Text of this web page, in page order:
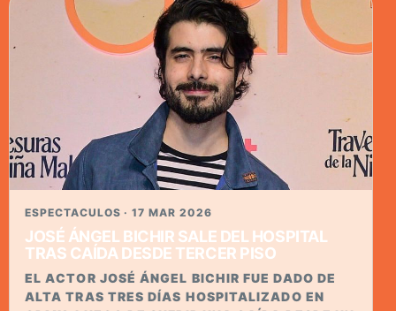
ESPECTACULOS · 17 MAR 2026
JOSÉ ÁNGEL BICHIR SALE DEL HOSPITAL
TRAS CAÍDA DESDE TERCER PISO
EL ACTOR JOSÉ ÁNGEL BICHIR FUE DADO DE
ALTA TRAS TRES DÍAS HOSPITALIZADO EN